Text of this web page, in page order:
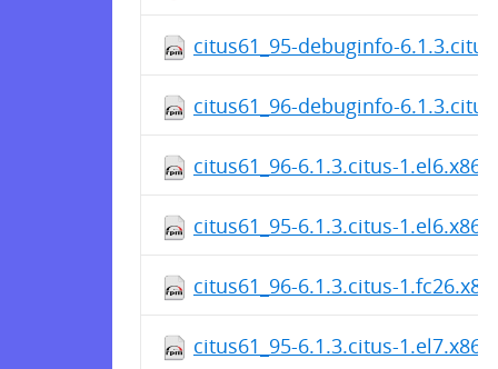
citus61_95-debuginfo-
citus61_96-debuginfo-
citus61_96-6.1.3.citus-
citus61_95-6.1.3.citus-
citus61_96-6.1.3.citus-
citus61_95-6.1.3.citus-